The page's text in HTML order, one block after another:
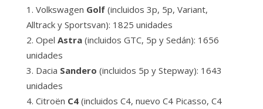
Volkswagen Golf(incluidos 3p, 5p, Variant,
Alltrack y Sportsvan): 1825 unidades
Opel Astra(incluidos GTC, 5p y Sedán): 1656
unidades
Dacia Sandero (incluidos 5p y Stepway): 1643
unidades
Citroën C4(incluidos C4, nuevo C4 Picasso, C4